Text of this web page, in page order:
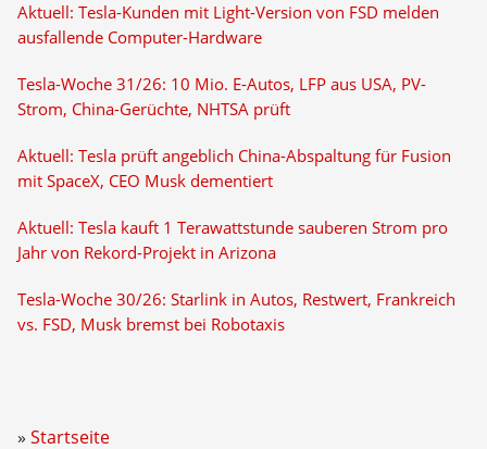
Aktuell: Tesla-Kunden mit Light-Version von FSD melden
ausfallende Computer-Hardware
Tesla-Woche 31/26: 10 Mio. E-Autos, LFP aus USA, PV-
Strom, China-Gerüchte, NHTSA prüft
Aktuell: Tesla prüft angeblich China-Abspaltung für Fusion
mit SpaceX, CEO Musk dementiert
Aktuell: Tesla kauft 1 Terawattstunde sauberen Strom pro
Jahr von Rekord-Projekt in Arizona
Tesla-Woche 30/26: Starlink in Autos, Restwert, Frankreich
vs. FSD, Musk bremst bei Robotaxis
Startseite